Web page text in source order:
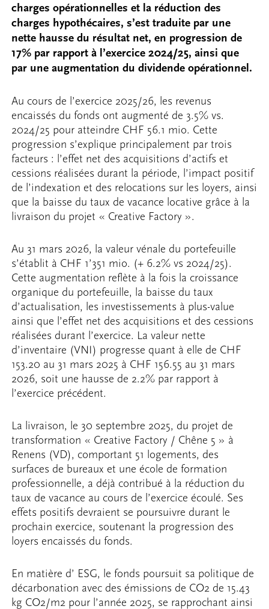
charges opérationnelles et la réduction des
charges hypothécaires, s’est traduite par une
nette hausse du résultat net, en progression de
17% par rapport à l’exercice 2024/25, ainsi que
par une augmentation du dividende opérationnel.
Au cours de l’exercice 2025/26, les revenus
encaissés du fonds ont augmenté de 3.5% vs.
2024/25 pour atteindre CHF 56.1 mio. Cette
progression s’explique principalement par trois
facteurs : l’effet net des acquisitions d’actifs et
cessions réalisées durant la période, l’impact positif
de l’indexation et des relocations sur les loyers, ainsi
que la baisse du taux de vacance locative grâce à la
livraison du projet « Creative Factory ».
Au 31 mars 2026, la valeur vénale du portefeuille
s’établit à CHF 1’351 mio. (+ 6.2% vs 2024/25).
Cette augmentation reflète à la fois la croissance
organique du portefeuille, la baisse du taux
d’actualisation, les investissements à plus-value
ainsi que l’effet net des acquisitions et des cessions
réalisées durant l’exercice. La valeur nette
d’inventaire (VNI) progresse quant à elle de CHF
153.20 au 31 mars 2025 à CHF 156.55 au 31 mars
2026, soit une hausse de 2.2% par rapport à
l’exercice précédent.
La livraison, le 30 septembre 2025, du projet de
transformation « Creative Factory / Chêne 5 » à
Renens (VD), comportant 51 logements, des
surfaces de bureaux et une école de formation
professionnelle, a déjà contribué à la réduction du
taux de vacance au cours de l’exercice écoulé. Ses
effets positifs devraient se poursuivre durant le
prochain exercice, soutenant la progression des
loyers encaissés du fonds.
En matière d’ ESG, le fonds poursuit sa politique de
décarbonation avec des émissions de CO2 de 15.43
kg CO2/m2 pour l’année 2025, se rapprochant ainsi